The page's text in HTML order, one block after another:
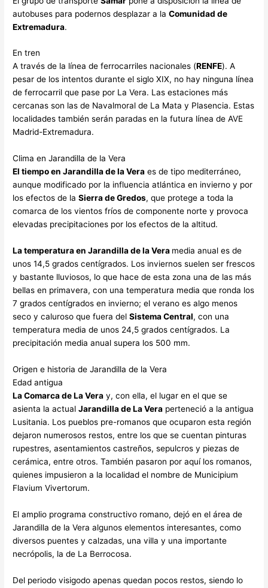
autobuses para podernos desplazar a laComunidad de
Extremadura.
En tren
A través de la línea de ferrocarriles nacionales (RENFE). A
pesar de los intentos durante el siglo XIX, no hay ninguna línea
de ferrocarril que pase por La Vera. Las estaciones más
cercanas son las de Navalmoral de La Mata y Plasencia. Estas
localidades también serán paradas en la futura línea de AVE
Madrid-Extremadura.
Clima en Jarandilla de la Vera
El tiempo en Jarandilla de la Vera es de tipo mediterráneo,
aunque modificado por la influencia atlántica en invierno y por
los efectos de laSierra de Gredos, que protege a toda la
comarca de los vientos fríos de componente norte y provoca
elevadas precipitaciones por los efectos de la altitud.
La temperatura en Jarandilla de la Vera media anual es de
unos 14,5 grados centígrados. Los inviernos suelen ser frescos
y bastante lluviosos, lo que hace de esta zona una de las más
bellas en primavera, con una temperatura media que ronda los
7 grados centígrados en invierno; el verano es algo menos
seco y caluroso que fuera delSistema Central, con una
temperatura media de unos 24,5 grados centígrados. La
precipitación media anual supera los 500 mm.
Origen e historia de Jarandilla de la Vera
Edad antigua
La Comarca de La Vera y, con ella, el lugar en el que se
asienta la actualJarandilla de La Vera perteneció a la antigua
Lusitania. Los pueblos pre-romanos que ocuparon esta región
dejaron numerosos restos, entre los que se cuentan pinturas
rupestres, asentamientos castreños, sepulcros y piezas de
cerámica, entre otros. También pasaron por aquí los romanos,
quienes impusieron a la localidad el nombre de Municipium
Flavium Vivertorum.
El amplio programa constructivo romano, dejó en el área de
Jarandilla de la Vera algunos elementos interesantes, como
diversos puentes y calzadas, una villa y una importante
necrópolis, la de La Berrocosa.
Del periodo visigodo apenas quedan pocos restos, siendo lo